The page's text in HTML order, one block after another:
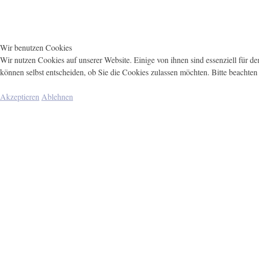
Wir benutzen Cookies
Wir nutzen Cookies auf unserer Website. Einige von ihnen sind essenziell für
können selbst entscheiden, ob Sie die Cookies zulassen möchten. Bitte
Akzeptieren Ablehnen